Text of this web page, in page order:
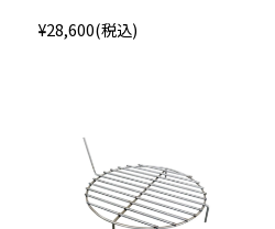
¥28,600(税込)